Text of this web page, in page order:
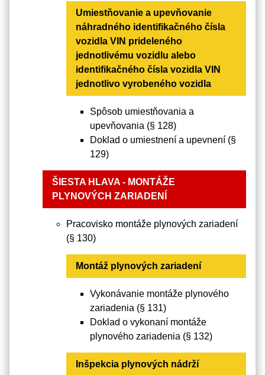
Umiestňovanie a upevňovanie
náhradného identifikačného čísla
vozidla VIN prideleného
jednotlivému vozidlu alebo
identifikačného čísla vozidla VIN
jednotlivo vyrobeného vozidla
Spôsob umiestňovania a
upevňovania (§ 128)
Doklad o umiestnení a upevnení (§
129)
ŠIESTA HLAVA - MONTÁŽE
PLYNOVÝCH ZARIADENÍ
Pracovisko montáže plynových zariadení
(§ 130)
Montáž plynových zariadení
Vykonávanie montáže plynového
zariadenia (§ 131)
Doklad o vykonaní montáže
plynového zariadenia (§ 132)
Inšpekcia plynových nádrží